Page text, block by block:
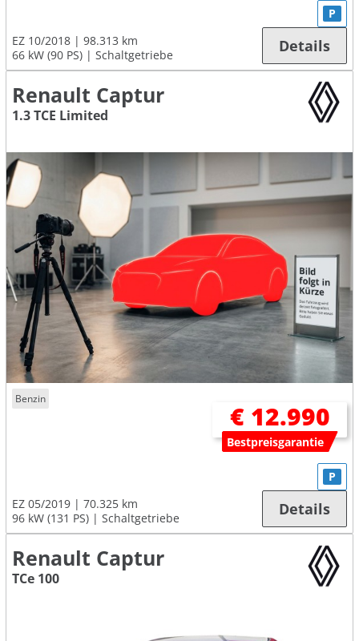
EZ 10/2018
98.313 km
66 kW (90 PS)
Schaltgetriebe
P
Details
Renault Captur
1.3 TCE Limited
Benzin
€ 12.990
Bestpreisgarantie
EZ 05/2019
70.325 km
96 kW (131 PS)
Schaltgetriebe
P
Details
Renault Captur
TCe 100